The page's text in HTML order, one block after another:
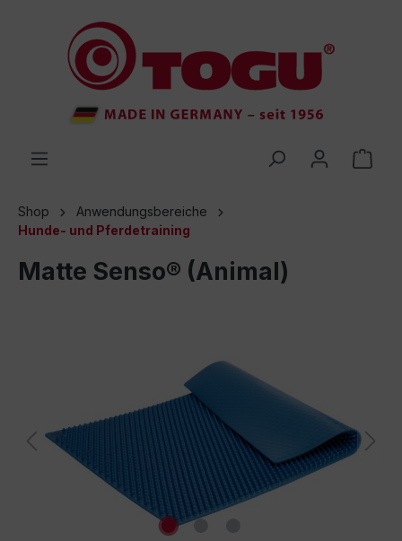
springen
Shop
Anwendungsbereiche
Hunde- und Pferdetraining
Matte Senso® (Animal)